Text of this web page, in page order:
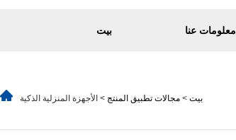
بيت معلومات عنا
بيت > مجالات تطبيق المنتج > الأجهزة المنزلية الذكية